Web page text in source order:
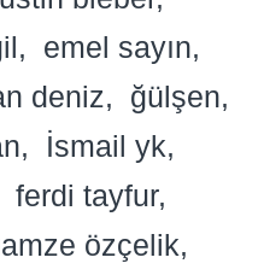
emel sayın
deniz
ğülşen
İsmail yk
ferdi tayfur
özçelik